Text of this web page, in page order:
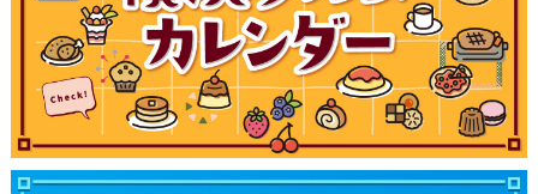
ランキング
ブログ記事
サイトについて